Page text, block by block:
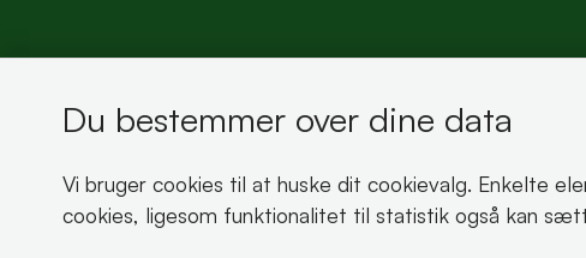
Bemærk!
Dette indhold kræver cookies for at blive vist
Du bestemmer over dine data
Vi bruger cookies til at huske dit cookievalg. Enkelte
cookies, ligesom funktionalitet til statistik også kan